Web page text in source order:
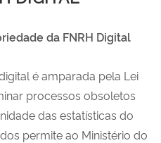
da FNRH Digital
é amparada pela Lei
processos obsoletos
das estatísticas do
permite ao Ministério do